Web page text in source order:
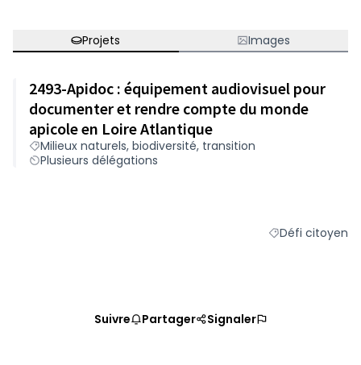
Projets Images
2493-Apidoc : équipement audiovisuel pour
documenter et rendre compte du monde
apicole en Loire Atlantique
Milieux naturels, biodiversité, transition
Plusieurs délégations
Filtrer les
Défi citoyen
Suivre Partager Signaler